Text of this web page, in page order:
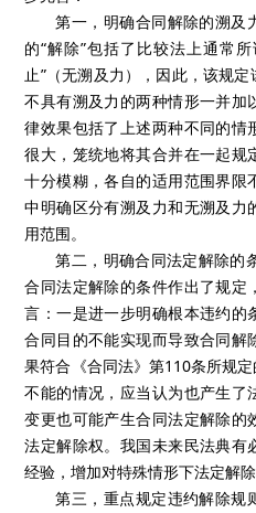
第一，明确合同解除的溯及
的“解除”包括了比较法上通常
止”（无溯及力），因此，该规
不具有溯及力的两种情形一并加
律效果包括了上述两种不同的情
很大，笼统地将其合并在一起规
十分模糊，各自的适用范围界限
中明确区分有溯及力和无溯及力
用范围。
第二，明确合同法定解除的
合同法定解除的条件作出了规定
言：一是进一步明确根本违约的
合同目的不能实现而导致合同解
果符合《合同法》第110条所规
不能的情况，应当认为也产生了
变更也可能产生合同法定解除的
法定解除权。我国未来民法典有
经验，增加对特殊情形下法定解除
第三，重点规定违约解除规